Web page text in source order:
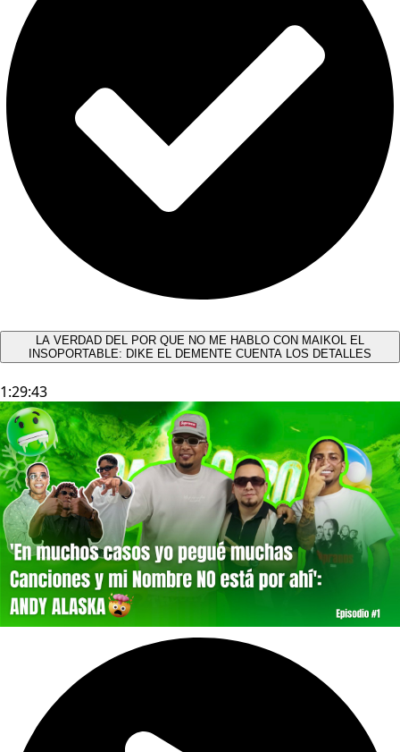
LA VERDAD DEL POR QUE NO ME HABLO CON MAIKOL EL
INSOPORTABLE: DIKE EL DEMENTE CUENTA LOS DETALLES
1:29:43